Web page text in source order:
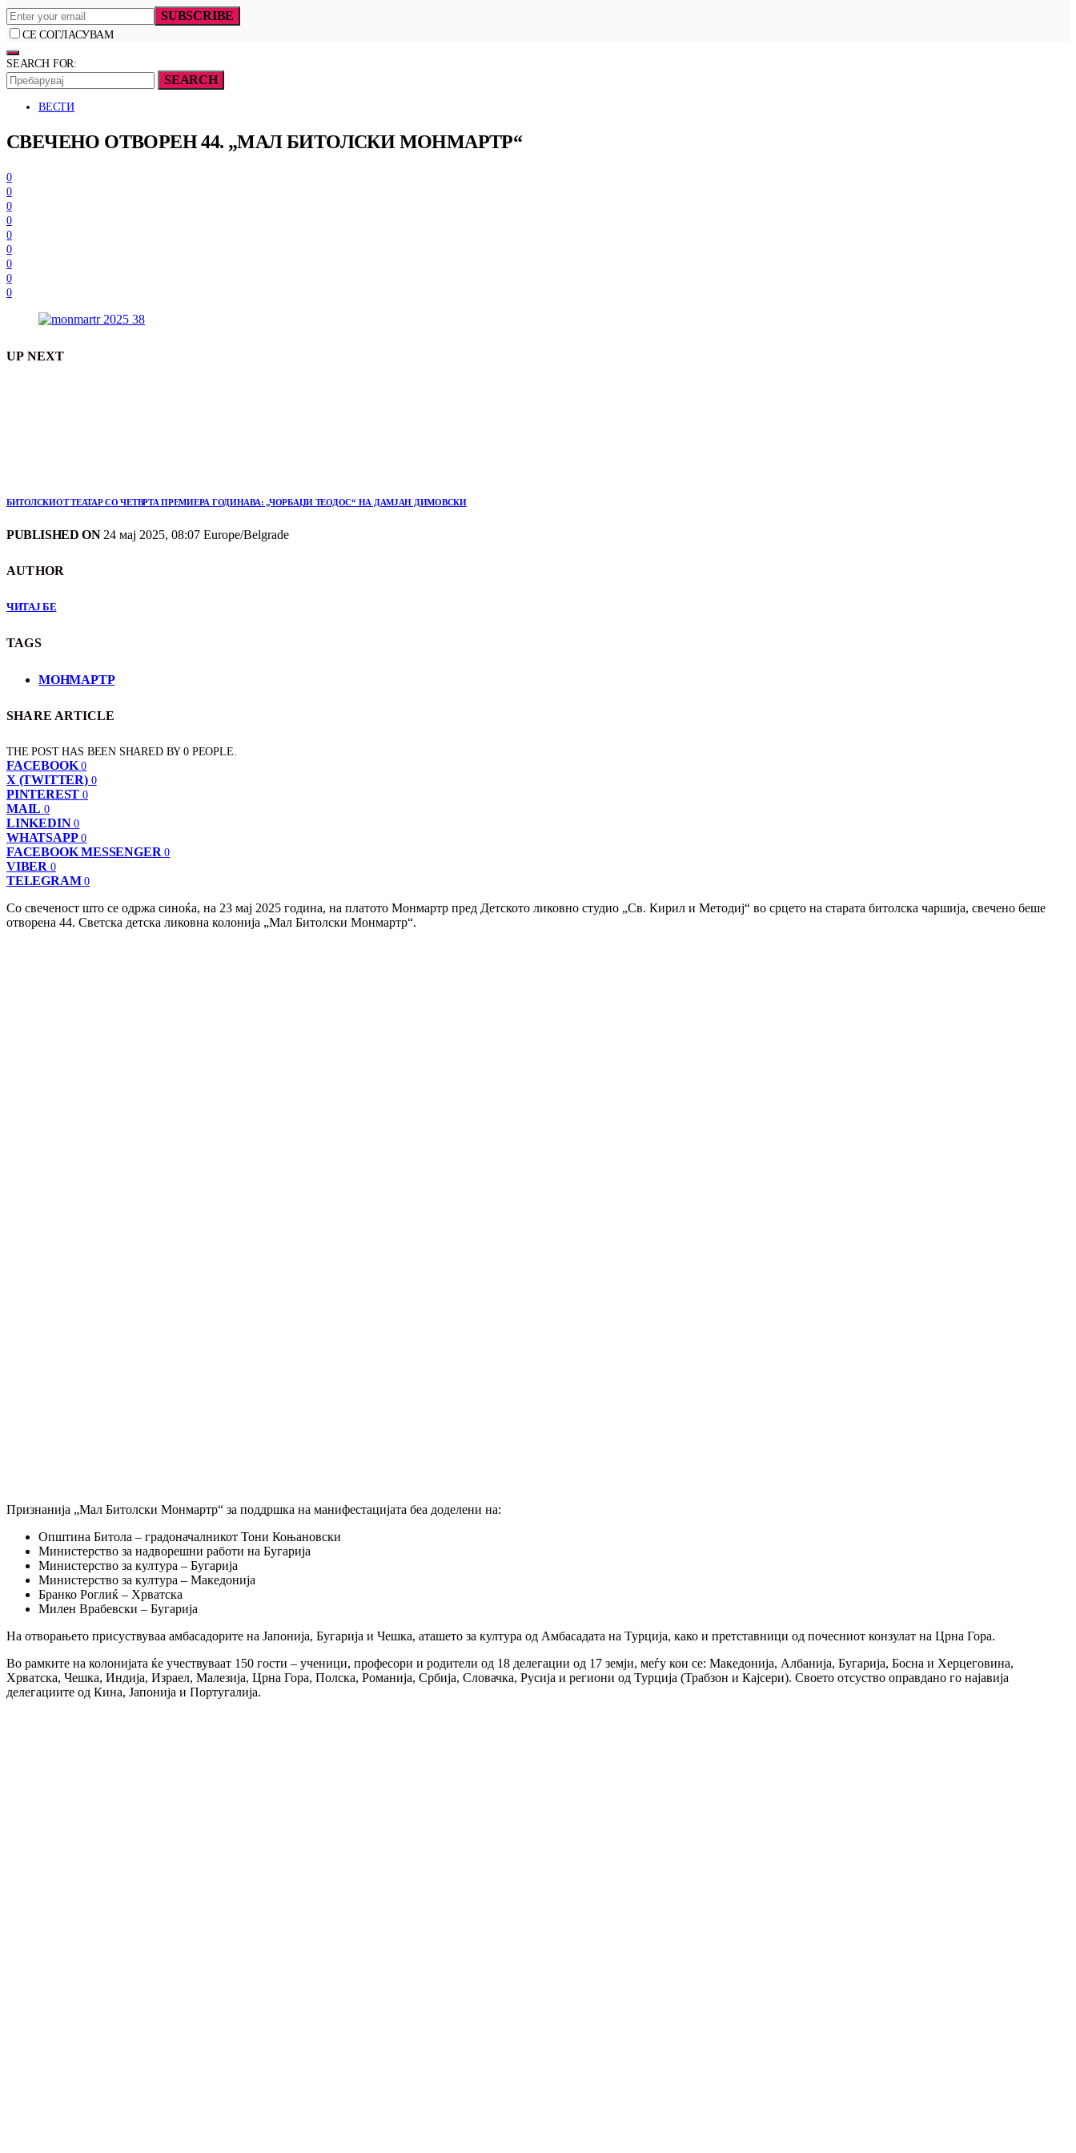
SUBSCRIBE
СЕ СОГЛАСУВАМ
SEARCH FOR:
SEARCH
ВЕСТИ
СВЕЧЕНО ОТВОРЕН 44. „МАЛ БИТОЛСКИ МОНМАРТР“
0
0
0
0
0
0
0
0
0
UP NEXT
БИТОЛСКИОТ ТЕАТАР СО ЧЕТВРТА ПРЕМИЕРА ГОДИНАВА: „ЧОРБАЏИ ТЕОДОС“ НА ДАМЈАН ДИМОВСКИ
PUBLISHED ON24 мај 2025, 08:07 Europe/Belgrade
AUTHOR
ЧИТАЈ БЕ
TAGS
МОНМАРТР
SHARE ARTICLE
THE POST HAS BEEN SHARED BY0 PEOPLE.
FACEBOOK 0
X (TWITTER) 0
PINTEREST 0
MAIL 0
LINKEDIN 0
WHATSAPP 0
FACEBOOK MESSENGER 0
VIBER 0
TELEGRAM 0
Со свеченост што се одржа синоќа, на 23 мај 2025 година, на платото Монмартр пред Детското ликовно студио „Св. Кирил и Методиј“ во срцето на старата битолска чаршија, свечено беше
отворена 44. Светска детска ликовна колонија „Мал Битолски Монмартр“.
Признанија „Мал Битолски Монмартр“ за поддршка на манифестацијата беа доделени на:
Општина Битола – градоначалникот Тони Коњановски
Министерство за надворешни работи на Бугарија
Министерство за култура – Бугарија
Министерство за култура – Македонија
Бранко Роглиќ – Хрватска
Милен Врабевски – Бугарија
На отворањето присуствуваа амбасадорите на Јапонија, Бугарија и Чешка, аташето за култура од Амбасадата на Турција, како и претставници од почесниот конзулат на Црна Гора.
Во рамките на колонијата ќе учествуваат 150 гости – ученици, професори и родители од 18 делегации од 17 земји, меѓу кои се: Македонија, Албанија, Бугарија, Босна и Херцеговина,
Хрватска, Чешка, Индија, Израел, Малезија, Црна Гора, Полска, Романија, Србија, Словачка, Русија и региони од Турција (Трабзон и Кајсери). Своето отсуство оправдано го најавија
делегациите од Кина, Јапонија и Португалија.